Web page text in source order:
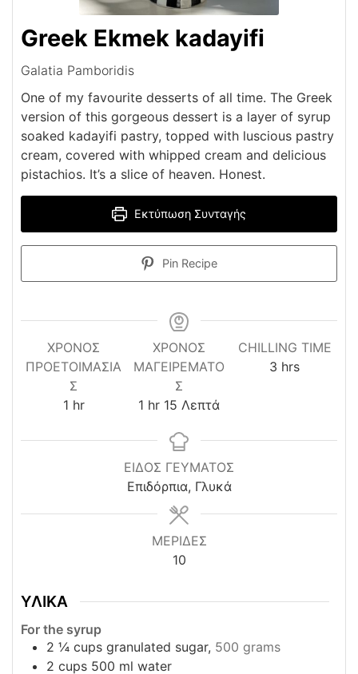
Greek Ekmek kadayifi
Galatia Pamboridis
One of my favourite desserts of all time. The Greek
version of this gorgeous dessert is a layer of syrup
soaked kadayifi pastry, topped with luscious pastry
cream, covered with whipped cream and delicious
pistachios. It’s a slice of heaven. Honest.
Εκτύπωση Συνταγής
Pin Recipe
ΧΡΌΝΟΣ
ΠΡΟΕΤΟΙΜΑΣΊΑ
Σ
1hour
hr
ΧΡΟΝΟΣ
ΜΑΓΕΙΡΕΜΑΤΟ
Σ
1 hour
hr 15 minutes
Λεπτά
CHILLING TIME
3 hours
hrs
ΕΙΔΟΣ ΓΕΥΜΑΤΟΣ
Επιδόρπια, Γλυκά
ΜΕΡΙΔΕΣ
10
ΥΛΙΚΑ
For the syrup
2 ¼ cups granulated sugar, 500 grams
2 cups 500 ml water